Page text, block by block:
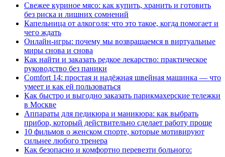
Свежее куриное мясо: как купить, хранить и готовить
без риска и лишних сомнений
Капельница от алкоголя: что это такое, когда помогает и
чего ждать
Онлайн-игры: почему мы возвращаемся в виртуальные
миры снова и снова
Как найти и заказать редкое лекарство: практическое
руководство без паники
Comfort 14: простая и надёжная швейная машинка — что
умеет и как ей пользоваться
Как быстро и выгодно заказать парикмахерские тележки
в Москве
Аппараты для педикюра и маникюра: как выбрать
прибор, который действительно сделает работу проще
10 фильмов о женском спорте, которые мотивируют
сильнее любого тренера
Как безопасно и комфортно перевезти больного: